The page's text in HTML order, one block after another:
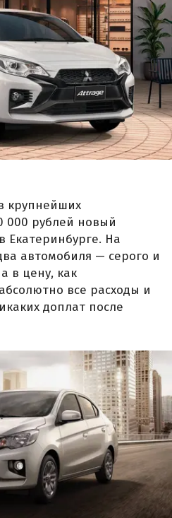
крупнейших
000 рублей новый
Екатеринбурге. На
автомобиля — серого и
в цену, как
все расходы и
доплат после